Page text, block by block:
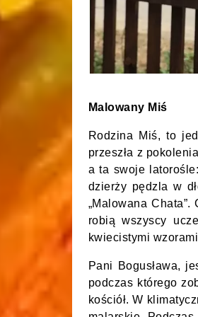
Malowany Miś
Rodzina Miś, to
przeszła z
a ta swoje
dzierży pędzla w
„Malowana
robią wszyscy
kwiecistymi
Pani Bogusława,
podczas którego
kościół. W